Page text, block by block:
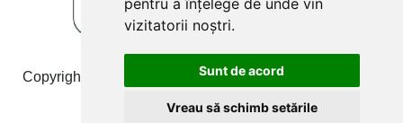
pentru a înțelege de unde vin
vizitatorii noștri.
Sunt de acord
Vreau să schimb setările
Copyright © 2009-2026 produsefonta.ro. Toate drepturile